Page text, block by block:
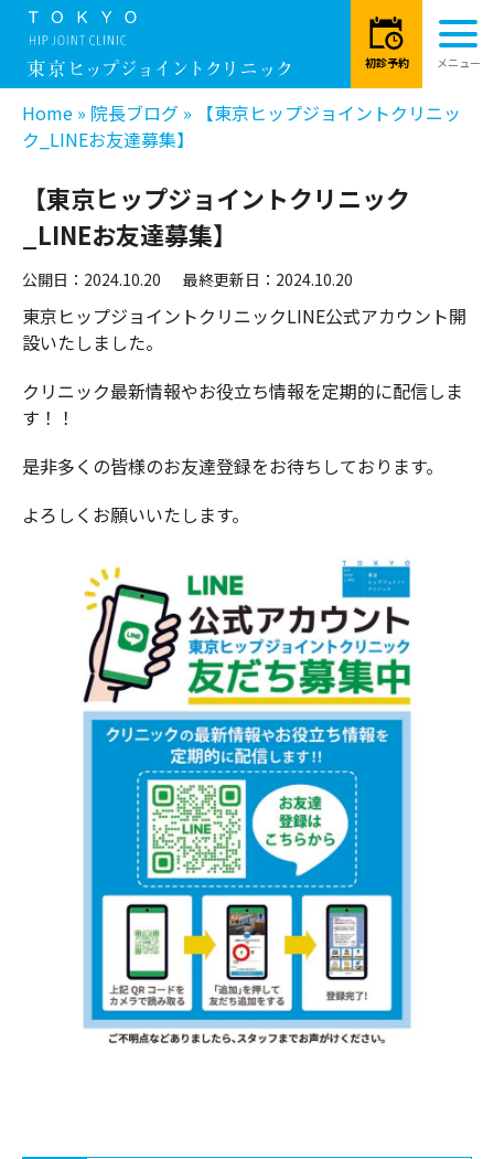
Home » 院長ブログ »
【東京ヒップジョイントクリニッ
ク_LINEお友達募集】
【東京ヒップジョイントクリニック
_LINEお友達募集】
公開日：2024.10.20 最終更新日：2024.10.20
東京ヒップジョイントクリニックLINE公式アカウント開
設いたしました。
クリニック最新情報やお役立ち情報を定期的に配信しま
す！！
是非多くの皆様のお友達登録をお待ちしております。
よろしくお願いいたします。